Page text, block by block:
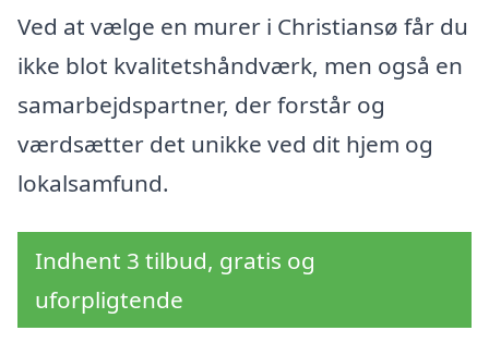
Ved at vælge en murer i Christiansø får du
ikke blot kvalitetshåndværk, men også en
samarbejdspartner, der forstår og
værdsætter det unikke ved dit hjem og
lokalsamfund.
Indhent 3 tilbud, gratis og
uforpligtende